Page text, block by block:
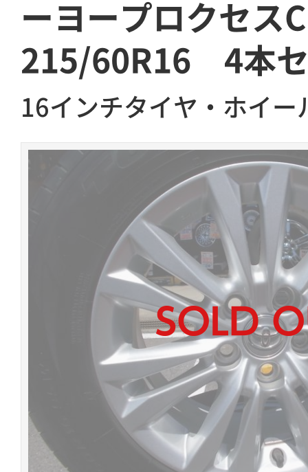
ーヨープロクセス
215/60R16 4本
16インチタイヤ・ホイー